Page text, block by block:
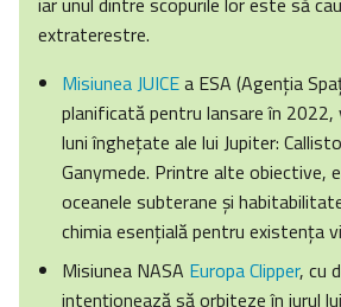
extraterestre.
Misiunea JUICEa ESA (Agenţia
planificată pentru lansare în
luni înghețate ale lui Jupiter:
Ganymede. Printre alte obiective,
oceanele subterane și
chimia esențială pentru existenţa
Misiunea NASA Europa Clipper, cu
intenționează să orbiteze în jurul